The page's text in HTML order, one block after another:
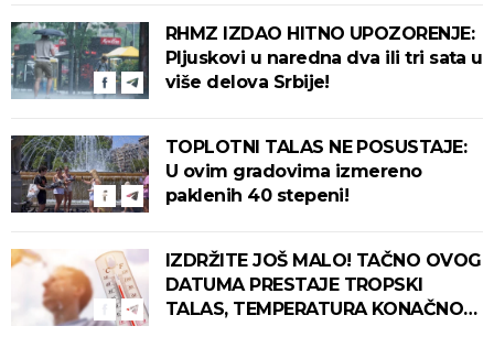
RHMZ IZDAO HITNO UPOZORENJE:
Pljuskovi u naredna dva ili tri sata u
više delova Srbije!
TOPLOTNI TALAS NE POSUSTAJE:
U ovim gradovima izmereno
paklenih 40 stepeni!
IZDRŽITE JOŠ MALO! TAČNO OVOG
DATUMA PRESTAJE TROPSKI
TALAS, TEMPERATURA KONAČNO